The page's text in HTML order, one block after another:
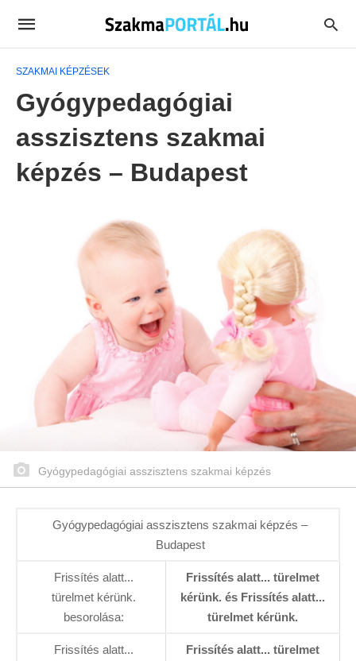
SZAKMAI KÉPZÉSEK
Gyógypedagógiai
asszisztens szakmai
képzés – Budapest
Gyógypedagógiai asszisztens szakmai képzés
Gyógypedagógiai asszisztens szakmai képzés –
Budapest
Frissítés alatt...
türelmet kérünk.
besorolása:
Frissítés alatt... türelmet
kérünk. és Frissítés alatt...
türelmet kérünk.
Frissítés alatt...
Frissítés alatt... türelmet